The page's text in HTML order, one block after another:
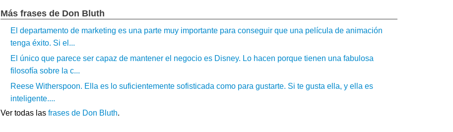
Más frases de Don Bluth
El departamento de marketing es una parte muy importante para conseguir que una película de animación
tenga éxito. Si el...
El único que parece ser capaz de mantener el negocio es Disney. Lo hacen porque tienen una fabulosa
filosofía sobre la c...
Reese Witherspoon. Ella es lo suficientemente sofisticada como para gustarte. Si te gusta ella, y ella es
inteligente....
Ver todas las frases de Don Bluth.